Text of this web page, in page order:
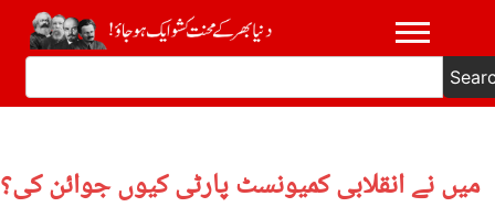
میں نے انقلابی کمیونسٹ پارٹی کیوں جوائن کی؟